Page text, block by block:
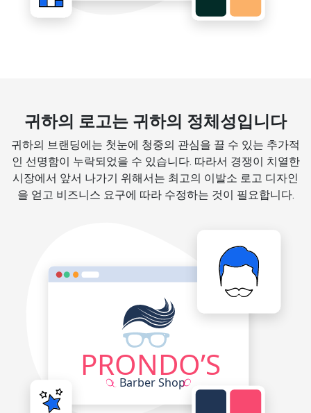
귀하의 로고는 귀하의 정체성입니다
귀하의 브랜딩에는 첫눈에 청중의 관심을 끌 수 있는 추가적
인 선명함이 누락되었을 수 있습니다. 따라서 경쟁이 치열한
시장에서 앞서 나가기 위해서는 최고의 이발소 로고 디자인
을 얻고 비즈니스 요구에 따라 수정하는 것이 필요합니다.